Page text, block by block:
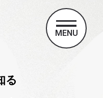
MENU
る